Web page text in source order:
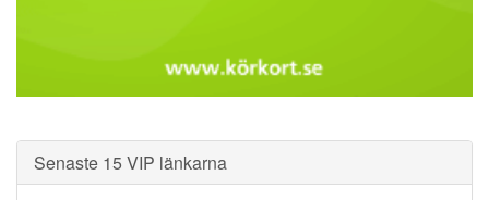
Senaste 15 VIP länkarna